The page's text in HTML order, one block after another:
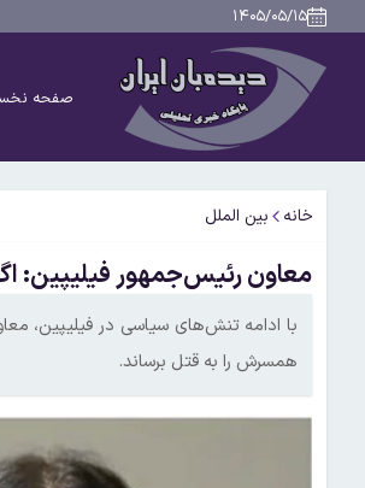
۱۴۰۵/۰۵/۱۵
صفحه
خانه بین الملل
معاون رئیس‌جمهور فیلیپین:
با ادامه تنش‌های سیاسی در فیلیپین،
همسرش را به قتل برساند.